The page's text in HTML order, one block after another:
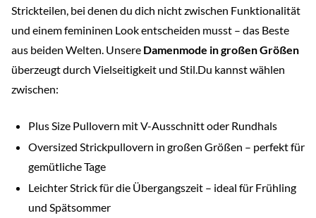
Strickteilen, bei denen du dich nicht zwischen Funktionalität
und einem femininen Look entscheiden musst – das Beste
aus beiden Welten. Unsere Damenmode in großen Größen
überzeugt durch Vielseitigkeit und Stil.Du kannst wählen
zwischen:
Plus Size Pullovern mit V-Ausschnitt oder Rundhals
Oversized Strickpullovern in großen Größen – perfekt für
gemütliche Tage
Leichter Strick für die Übergangszeit – ideal für Frühling
und Spätsommer